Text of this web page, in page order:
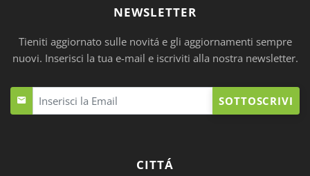
NEWSLETTER
Tieniti aggiornato sulle novitá e gli aggiornamenti sempre
nuovi. Inserisci la tua e-mail e iscriviti alla nostra newsletter.
SOTTOSCRIVI
CITTÁ